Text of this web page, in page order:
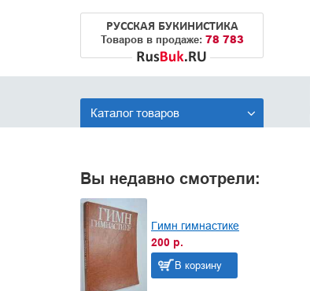
РУССКАЯ БУКИНИСТИКА
Товаров в продаже: 78 783
Каталог товаров
Вы недавно смотрели:
Гимн гимнастике
200 р.
В корзину